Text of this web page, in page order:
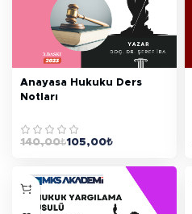
Anayasa Hukuku Ders
Notları
140,00₺105,00₺